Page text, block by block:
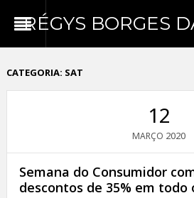
RÉGYS BORGES
CATEGORIA: SAT
12
MARÇO 2020
Semana do Consumidor
descontos de 35% em todo